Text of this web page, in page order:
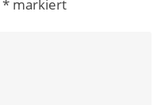
*markiert